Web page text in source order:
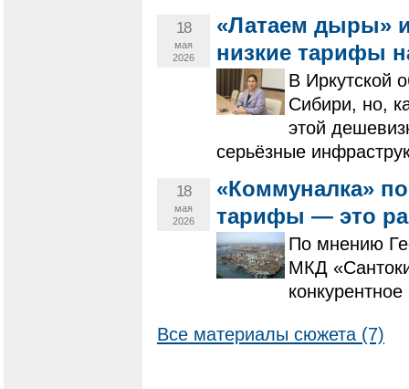
18
мая
2026
«Латаем дыры»
низкие тарифы
В Иркутской
Сибири, но,
этой
серьёзные
18
мая
2026
«Коммуналка»
тарифы — это
По мнению
МКД
Все материалы сюжета (7)